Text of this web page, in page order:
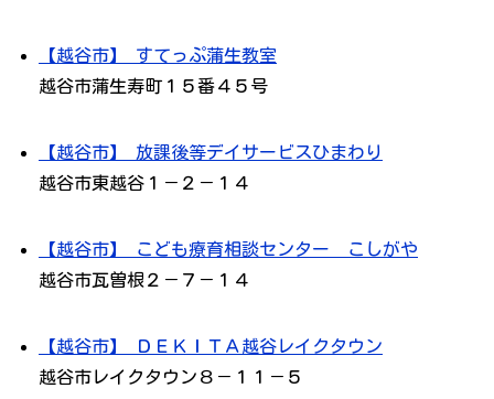
【越谷市】 すてっぷ蒲生教室
越谷市蒲生寿町１５番４５号
【越谷市】 放課後等デイサービスひまわり
越谷市東越谷１－２－１４
【越谷市】 こども療育相談センター こしがや
越谷市瓦曽根２－７－１４
【越谷市】 ＤＥＫＩＴＡ越谷レイクタウン
越谷市レイクタウン８－１１－５